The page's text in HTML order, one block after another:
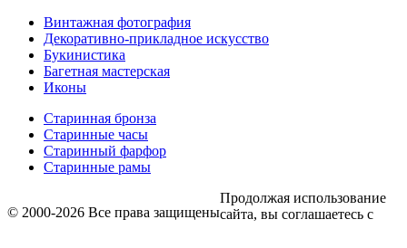
Винтажная фотография
Декоративно-прикладное искусство
Букинистика
Багетная мастерская
Иконы
Старинная бронза
Старинные часы
Старинный фарфор
Старинные рамы
© 2000-2026 Все права защищены
Продолжая использование
сайта, вы соглашаетесь с